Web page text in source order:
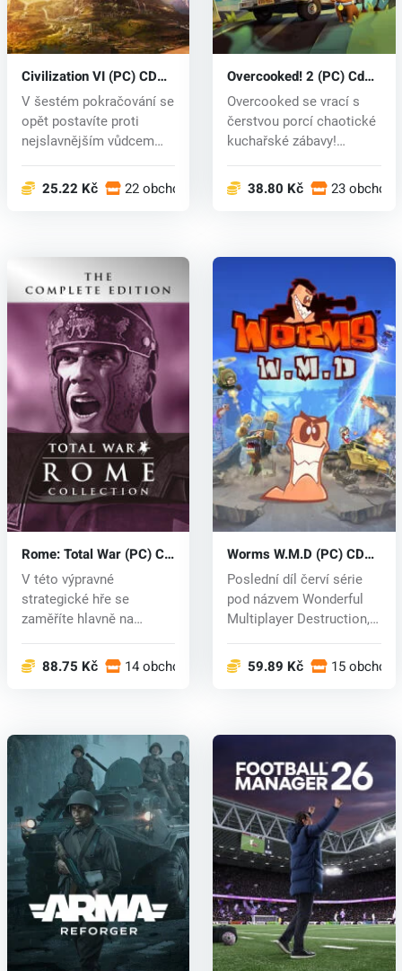
Civilization VI (PC) CD
key
V šestém pokračování se
opět postavíte proti
nejslavnějším vůdcem
25.22 Kč 22 obchodech
Overcooked! 2 (PC) Cd
key
Overcooked se vrací s
čerstvou porcí chaotické
kuchařské zábavy!
38.80 Kč 23
Rome: Total War (PC) CD
key
V této výpravné
strategické hře se
zaměříte hlavně na
88.75 Kč 14 obchodech
Worms W.M.D (PC) CD
key
Poslední díl červí série
pod názvem Wonderful
Multiplayer Destruction,
59.89 Kč 15